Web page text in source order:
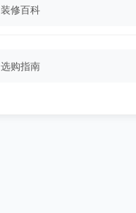
装修百科
选购指南